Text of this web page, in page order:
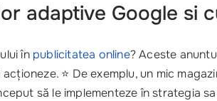
adaptive Google si
în publicitatea online? Aceste
⭐ De exemplu, un mic
să le implementeze în strategia